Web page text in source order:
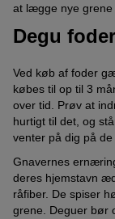
at lægge nye grene
Degu foder
Ved køb af foder
købes til op til 3
over tid. Prøv at
hurtigt til det, og
venter på dig på
Gnavernes
deres hjemstavn
råfiber. De spiser
grene. Deguer bør